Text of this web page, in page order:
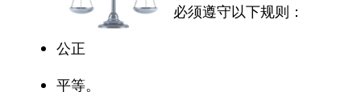
必须遵守以下规则：
公正
平等。